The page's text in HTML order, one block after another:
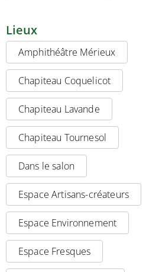
Lieux
Amphithéâtre Mérieux
Chapiteau Coquelicot
Chapiteau Lavande
Chapiteau Tournesol
Dans le salon
Espace Artisans-créateurs
Espace Environnement
Espace Fresques